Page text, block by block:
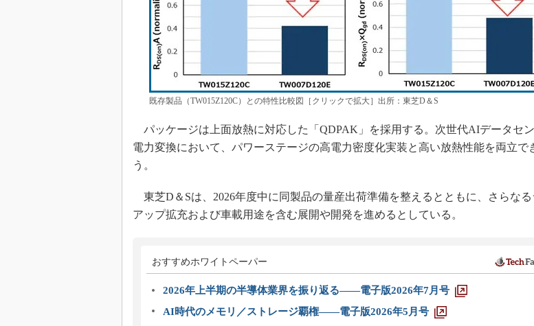
既存製品（TW015Z120C）との特性比較図［クリックで拡大］出所：東芝D＆S
パッケージは上面放熱に対応した「QDPAK」を採用する。次世代AIデータセ
電力変換において、パワーステージの高電力密度化実装と高い放熱性能を両立で
う。
東芝D＆Sは、2026年度中に同製品の量産出荷準備を整えるとともに、さらなる
アップ拡充および車載用途を含む展開や開発を進めるとしている。
おすすめホワイトペーパー
2026年上半期の半導体業界を振り返る――電子版2026年7月号
AI時代のメモリ／ストレージ覇権――電子版2026年5月号